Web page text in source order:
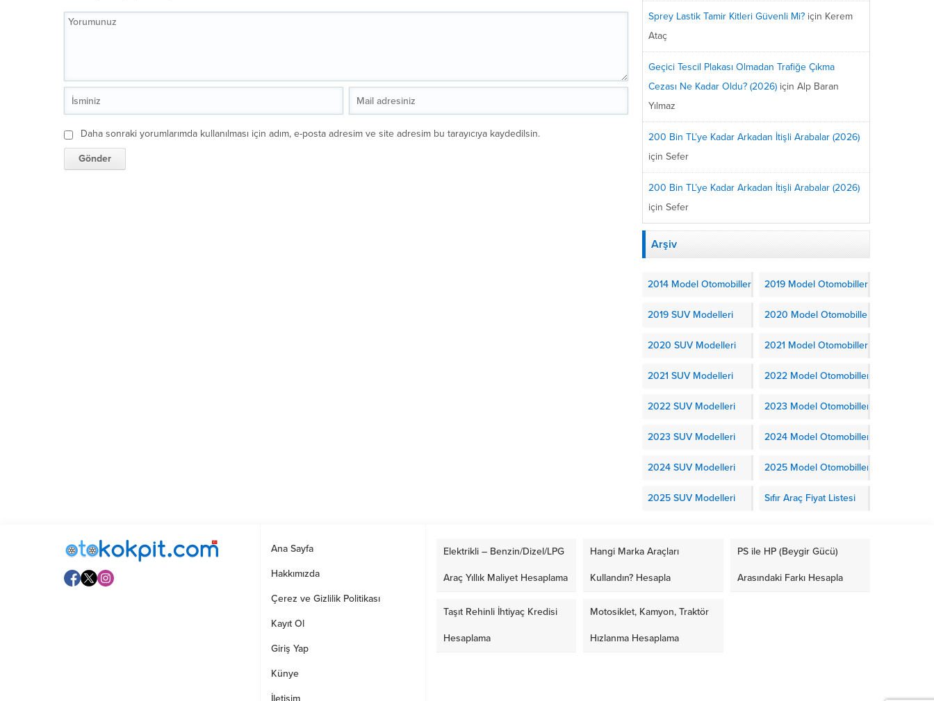
Daha sonraki yorumlarımda kullanılması için adım, e-posta adresim ve site adresim bu tarayıcıya kaydedilsin.
Sprey Lastik Tamir Kitleri Güvenli Mi? için Kerem
Ataç
Geçici Tescil Plakası Olmadan Trafiğe Çıkma
Cezası Ne Kadar Oldu? (2026) için Alp Baran
Yılmaz
200 Bin TL’ye Kadar Arkadan İtişli Arabalar (2026)
için Sefer
200 Bin TL’ye Kadar Arkadan İtişli Arabalar (2026)
için Sefer
Arşiv
2014 Model Otomobiller 2019 Model Otomobiller
2019 SUV Modelleri 2020 Model Otomobiller
2020 SUV Modelleri 2021 Model Otomobiller
2021 SUV Modelleri 2022 Model Otomobiller
2022 SUV Modelleri 2023 Model Otomobiller
2023 SUV Modelleri 2024 Model Otomobiller
2024 SUV Modelleri 2025 Model Otomobiller
2025 SUV Modelleri Sıfır Araç Fiyat Listesi
Ana Sayfa
Hakkımızda
Çerez ve Gizlilik Politikası
Kayıt Ol
Giriş Yap
Künye
İletişim
Elektrikli – Benzin/Dizel/LPG
Araç Yıllık Maliyet Hesaplama
Hangi Marka Araçları
Kullandın? Hesapla
PS ile HP (Beygir Gücü)
Arasındaki Farkı Hesapla
Taşıt Rehinli İhtiyaç Kredisi
Hesaplama
Motosiklet, Kamyon, Traktör
Hızlanma Hesaplama